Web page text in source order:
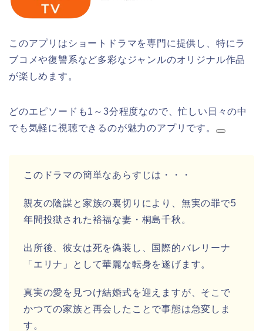
このアプリはショートドラマを専門に提供し、特にラ
ブコメや復讐系など多彩なジャンルのオリジナル作品
が楽しめます。
どのエピソードも1～3分程度なので、忙しい日々の中
でも気軽に視聴できるのが魅力のアプリです。
このドラマの簡単なあらすじは・・・
親友の陰謀と家族の裏切りにより、無実の罪で5
年間投獄された裕福な妻・桐島千秋。
出所後、彼女は死を偽装し、国際的バレリーナ
「エリナ」として華麗な転身を遂げます。
真実の愛を見つけ結婚式を迎えますが、そこで
かつての家族と再会したことで事態は急変しま
す。